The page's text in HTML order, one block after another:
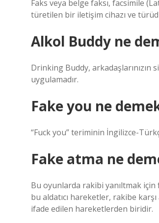
Faks veya belge faksı, facsimile
türetilen bir iletişim cihazı ve
Alkol Buddy ne
Drinking Buddy, arkadaşlarınızın
uygulamadır.
Fake you ne
“Fuck you” teriminin İngilizce-
Fake atma ne
Bu oyunlarda rakibi yanıltmak
bu aldatıcı hareketler, rakibe
ifade edilen hareketlerden biridir.